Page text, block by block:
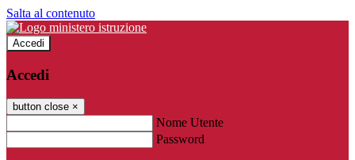
Salta al contenuto
Accedi
Accedi
button close ×
Nome Utente
Password